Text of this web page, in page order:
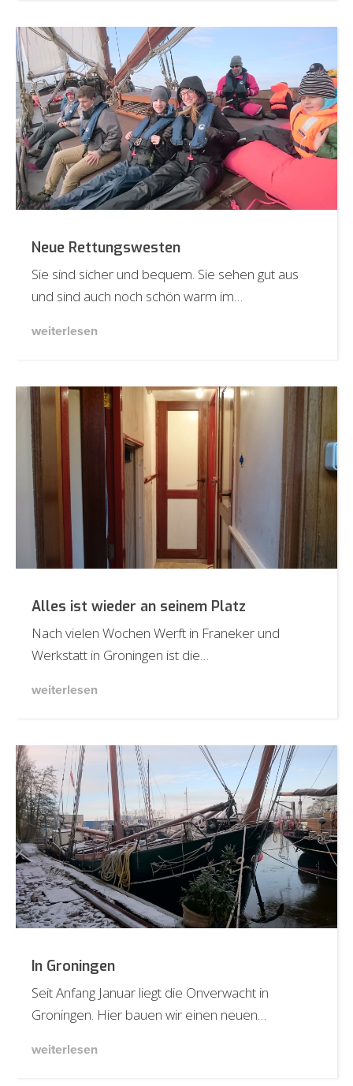
Neue Rettungswesten
Sie sind sicher und bequem. Sie sehen gut aus
und sind auch noch schön warm im…
weiterlesen
Alles ist wieder an seinem Platz
Nach vielen Wochen Werft in Franeker und
Werkstatt in Groningen ist die…
weiterlesen
In Groningen
Seit Anfang Januar liegt die Onverwacht in
Groningen. Hier bauen wir einen neuen…
weiterlesen